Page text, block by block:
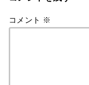
コメント ※